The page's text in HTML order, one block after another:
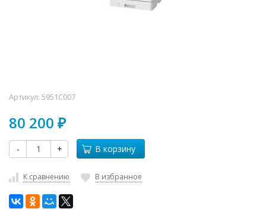
Артикул: 5951C007
80 200 ₽
- + В корзину
К сравнению В избранное